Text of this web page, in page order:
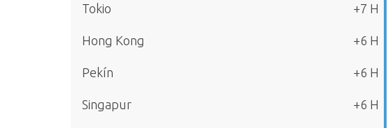
Tokio +7 H
Hong Kong +6 H
Pekín +6 H
Singapur +6 H